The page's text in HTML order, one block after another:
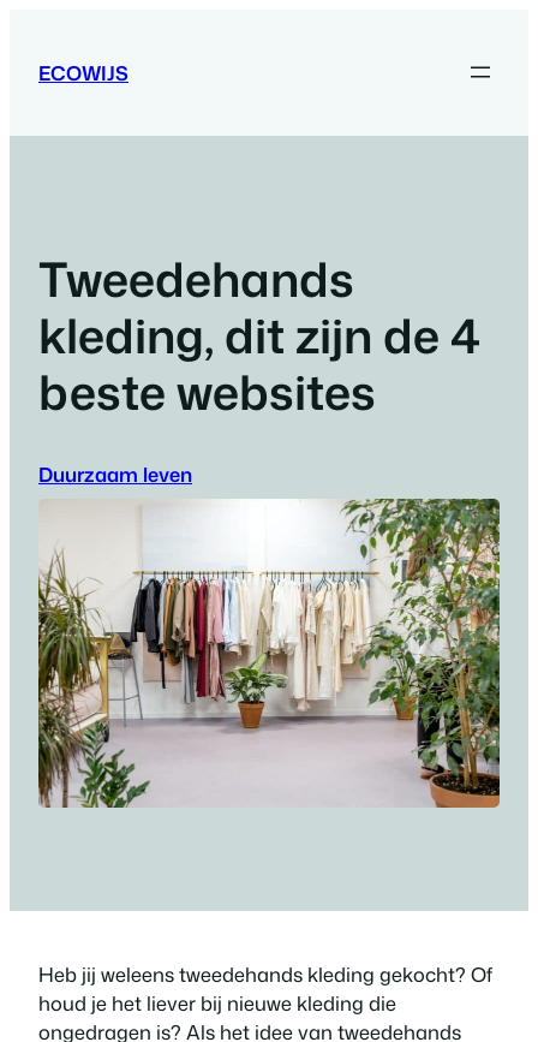
ECOWIJS
Tweedehands
kleding, dit zijn de 4
beste websites
Duurzaam leven
Heb jij weleens tweedehands kleding gekocht? Of
houd je het liever bij nieuwe kleding die
ongedragen is? Als het idee van tweedehands